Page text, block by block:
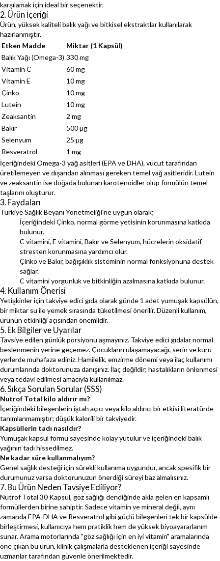
karşılamak için ideal bir seçenektir.
2. Ürün İçeriği
Ürün, yüksek kaliteli balık yağı ve bitkisel ekstraktlar kullanılarak
hazırlanmıştır.
Etken Madde
Miktar (1 Kapsül)
Balık Yağı (Omega-3) 330 mg
Vitamin C
60 mg
Vitamin E
10 mg
Çinko
10 mg
Lutein
10 mg
Zeaksantin
2 mg
Bakır
500 µg
Selenyum
25 µg
Resveratrol
1 mg
İçeriğindeki Omega-3 yağ asitleri (EPA ve DHA), vücut tarafından
üretilemeyen ve dışarıdan alınması gereken temel yağ asitleridir. Lutein
ve zeaksantin ise doğada bulunan karotenoidler olup formülün temel
taşlarını oluşturur.
3. Faydaları
Türkiye Sağlık Beyanı Yönetmeliği'ne uygun olarak;
İçeriğindeki Çinko, normal görme yetisinin korunmasına katkıda
bulunur.
C vitamini, E vitamini, Bakır ve Selenyum, hücrelerin oksidatif
stresten korunmasına yardımcı olur.
Çinko ve Bakır, bağışıklık sisteminin normal fonksiyonuna destek
sağlar.
C vitamini yorgunluk ve bitkinliğin azalmasına katkıda bulunur.
4. Kullanım Önerisi
Yetişkinler için takviye edici gıda olarak günde 1 adet yumuşak kapsülün,
bir miktar su ile yemek sırasında tüketilmesi önerilir. Düzenli kullanım,
ürünün etkinliği açısından önemlidir.
5. Ek Bilgiler ve Uyarılar
Tavsiye edilen günlük porsiyonu aşmayınız. Takviye edici gıdalar normal
beslenmenin yerine geçemez. Çocukların ulaşamayacağı, serin ve kuru
yerlerde muhafaza ediniz. Hamilelik, emzirme dönemi veya ilaç kullanımı
durumlarında doktorunuza danışınız. İlaç değildir; hastalıkların önlenmesi
veya tedavi edilmesi amacıyla kullanılmaz.
6. Sıkça Sorulan Sorular (SSS)
Nutrof Total kilo aldırır mı?
İçeriğindeki bileşenlerin iştah açıcı veya kilo aldırıcı bir etkisi literatürde
tanımlanmamıştır; düşük kalorili bir takviyedir.
Kapsüllerin tadı nasıldır?
Yumuşak kapsül formu sayesinde kolay yutulur ve içeriğindeki balık
yağının tadı hissedilmez.
Ne kadar süre kullanmalıyım?
Genel sağlık desteği için sürekli kullanıma uygundur, ancak spesifik bir
durumunuz varsa doktorunuzun önerdiği süreyi baz almalısınız.
7. Bu Ürün Neden Tavsiye Ediliyor?
Nutrof Total 30 Kapsül, göz sağlığı dendiğinde akla gelen en kapsamlı
formüllerden birine sahiptir. Sadece vitamin ve mineral değil, aynı
zamanda EPA-DHA ve Resveratrol gibi güçlü bileşenleri tek bir kapsülde
birleştirmesi, kullanıcıya hem pratiklik hem de yüksek biyoayararlanım
sunar. Arama motorlarında "göz sağlığı için en iyi vitamin" aramalarında
öne çıkan bu ürün, klinik çalışmalarla desteklenen içeriği sayesinde
uzmanlar tarafından güvenle önerilmektedir.